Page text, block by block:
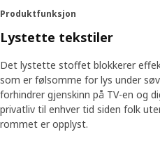
Produktfunksjon
Lystette tekstiler
Det lystette stoffet blokkerer
som er følsomme for lys under
forhindrer gjenskinn på TV-en og
privatliv til enhver tid siden folk
rommet er opplyst.